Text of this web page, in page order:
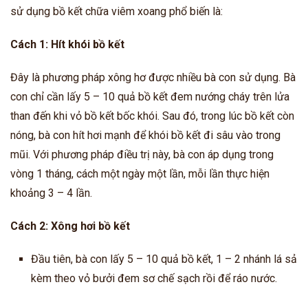
sử dụng bồ kết chữa viêm xoang phổ biến là:
Cách 1: Hít khói bồ kết
Đây là phương pháp xông hơ được nhiều bà con sử dụng. Bà
con chỉ cần lấy 5 – 10 quả bồ kết đem nướng cháy trên lửa
than đến khi vỏ bồ kết bốc khói. Sau đó, trong lúc bồ kết còn
nóng, bà con hít hơi mạnh để khói bồ kết đi sâu vào trong
mũi. Với phương pháp điều trị này, bà con áp dụng trong
vòng 1 tháng, cách một ngày một lần, mỗi lần thực hiện
khoảng 3 – 4 lần.
Cách 2: Xông hơi bồ kết
Đầu tiên, bà con lấy 5 – 10 quả bồ kết, 1 – 2 nhánh lá sả
kèm theo vỏ bưởi đem sơ chế sạch rồi để ráo nước.